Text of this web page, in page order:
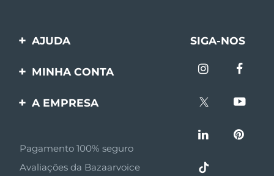
AJUDA
Entre em contato
SIGA-NOS
MINHA CONTA
Registro de produto
A EMPRESA
Afiliados
Notícias de afiliados
Pagamento 100% seguro
Avaliações da Bazaarvoice